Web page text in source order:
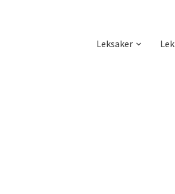
Leksaker Lek